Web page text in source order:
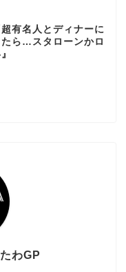
有名人とディナーに
ら…スタローンかロ
わGP